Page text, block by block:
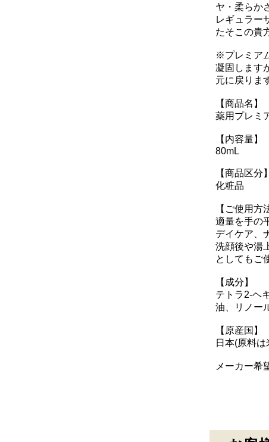
ヤ・柔らか
レギュラー
たそこの貴
※プレミア
凝固します
元に戻りま
【商品名】
薬用プレミ
【内容量】
80mL
【商品区分】
化粧品
【ご使用方
適量を手の
デイケア、
洗顔後や湯
としてもご
【成分】
テトラ2-ヘ
油、リノー
【原産国】
日本(原料
メーカー希